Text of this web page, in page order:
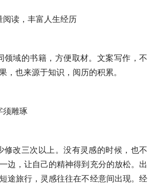
阅读，丰富人生经历
，也来源于知识，阅历的积累。
须雕琢
边，让自己的精神得到充分的放松。出
途旅行，灵感往往在不经意间出现。经